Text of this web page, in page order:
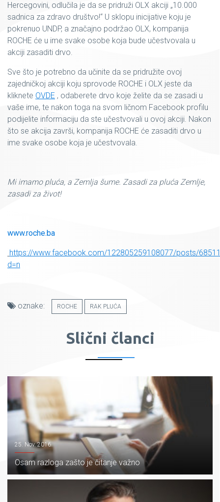
Hercegovini, odlučila je da se pridruži OLX akciji „10.000
sadnica za zdravo društvo!“ U sklopu inicijative koju je
pokrenuo UNDP, a značajno podržao OLX, kompanija
ROCHE će u ime svake osobe koja bude učestvovala u
akciji zasaditi drvo.
Sve što je potrebno da učinite da se pridružite ovoj
zajedničkoj akciji koju sprovode ROCHE i OLX jeste da
kliknete OVDE , odaberete drvo koje želite da se zasadi u
vaše ime, te nakon toga na svom ličnom Facebook profilu
podijelite informaciju da ste učestvovali u ovoj akciji. Nakon
što se akcija završi, kompanija ROCHE će zasaditi drvo u
ime svake osobe koja je učestvovala.
Mi imamo pluća, a Zemlja šume. Zasadi za pluća Zemlje,
zasadi za život!
www.roche.ba
https://www.facebook.com/122805259108077/posts/
d=n
oznake: ROCHE RAK PLUĆA
Slični članci
25. Nov. 2016.
Osam razloga zašto je čitanje važno